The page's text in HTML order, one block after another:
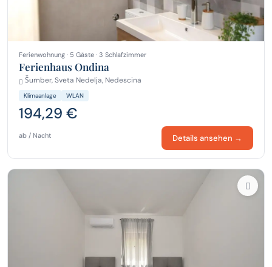
Ferienwohnung · 5 Gäste · 3 Schlafzimmer
Ferienhaus Ondina
Šumber, Sveta Nedelja, Nedescina
Klimaanlage WLAN
194,29 €
ab / Nacht Details ansehen →